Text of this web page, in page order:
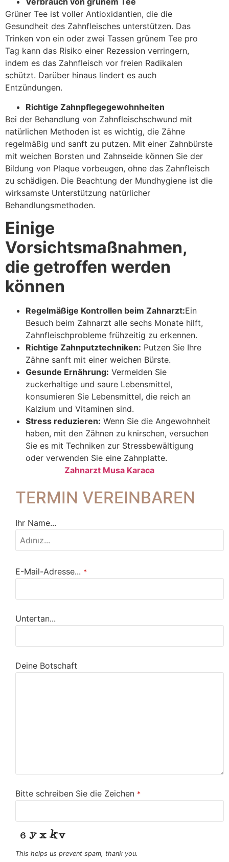
Grüner Tee ist voller Antioxidantien, die die
Gesundheit des Zahnfleisches unterstützen. Das
Trinken von ein oder zwei Tassen grünem Tee pro
Tag kann das Risiko einer Rezession verringern,
indem es das Zahnfleisch vor freien Radikalen
schützt. Darüber hinaus lindert es auch
Entzündungen.
Richtige Zahnpflegegewohnheiten
Bei der Behandlung von Zahnfleischschwund mit
natürlichen Methoden ist es wichtig, die Zähne
regelmäßig und sanft zu putzen. Mit einer Zahnbürste
mit weichen Borsten und Zahnseide können Sie der
Bildung von Plaque vorbeugen, ohne das Zahnfleisch
zu schädigen. Die Beachtung der Mundhygiene ist die
wirksamste Unterstützung natürlicher
Behandlungsmethoden.
Einige
Vorsichtsmaßnahmen,
die getroffen werden
können
Regelmäßige Kontrollen beim Zahnarzt:Ein
Besuch beim Zahnarzt alle sechs Monate hilft,
Zahnfleischprobleme frühzeitig zu erkennen.
Richtige Zahnputztechniken: Putzen Sie Ihre
Zähne sanft mit einer weichen Bürste.
Gesunde Ernährung: Vermeiden Sie
zuckerhaltige und saure Lebensmittel,
konsumieren Sie Lebensmittel, die reich an
Kalzium und Vitaminen sind.
Stress reduzieren: Wenn Sie die Angewohnheit
haben, mit den Zähnen zu knirschen, versuchen
Sie es mit Techniken zur Stressbewältigung
oder verwenden Sie eine Zahnplatte.
Zahnarzt Musa Karaca
TERMIN VEREINBAREN
Ihr Name...
E-Mail-Adresse... *
Untertan...
Deine Botschaft
Bitte schreiben Sie die Zeichen *
This helps us prevent spam, thank you.